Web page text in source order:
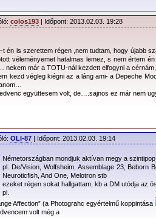
colos193 | Időpont: 2013.02.03. 19:28
t én is szerettem régen ,nem tudtam, hogy újabb
véleményemet hatalmas lemez, s nem értem
nekem már a TOTU-nál kezdett elfogyni a
kezd végleg kiégni az a láng ami- a Depeche
együttesem volt, de….sajnos ez már nem
OLI-87 | Időpont: 2013.02.03. 19:14
Németországban mondjuk aktívan megy a
pl. De/Vision, Wolfsheim, Assemblage 23, Beborn
Neuroticfish, And One, Melotron stb
ezeket régen sokat hallgattam, kb a DM utódja az
pl.
Affection” (a Photograhc egyértelmű koppintása
volt még a